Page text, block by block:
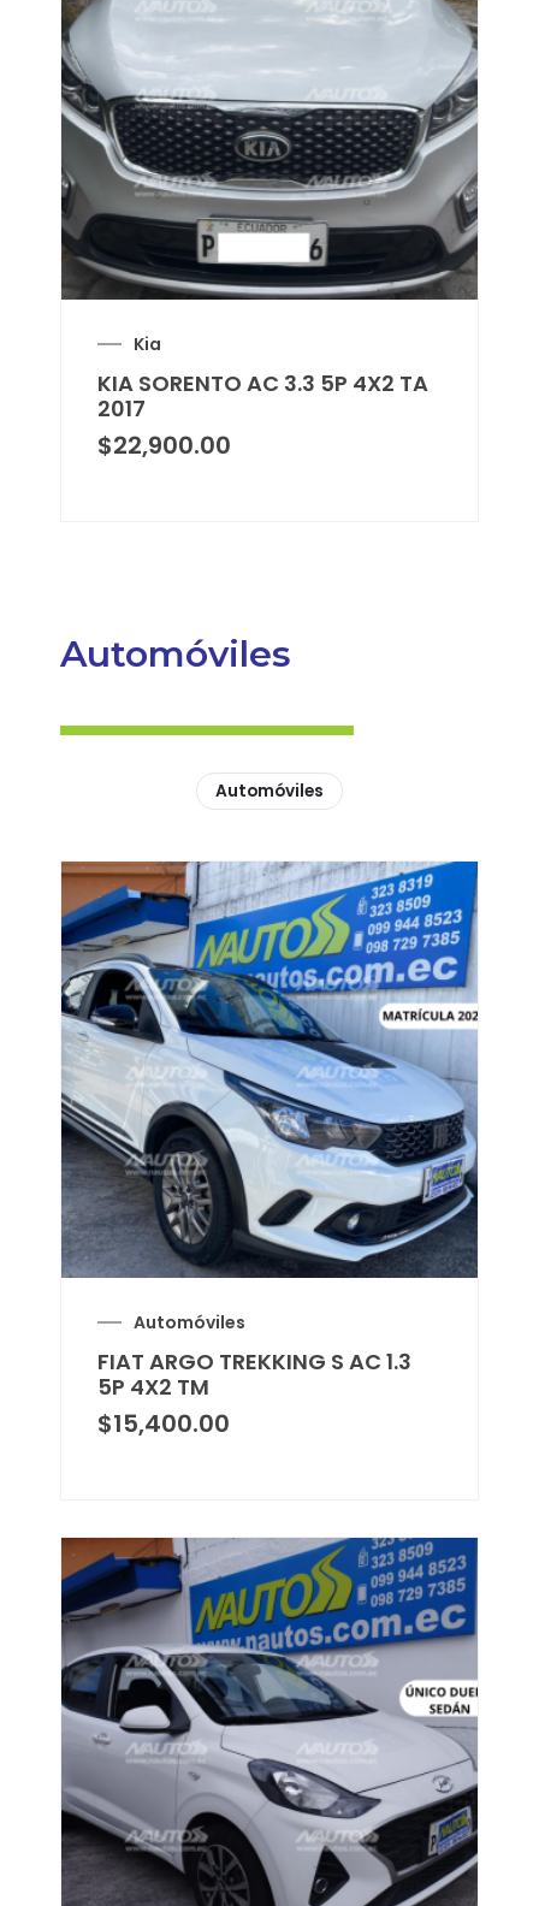
Kia
KIA SORENTO AC 3.3 5P 4X2 TA
2017
$22,900.00
Automóviles
Automóviles
Automóviles
FIAT ARGO TREKKING S AC 1.3
5P 4X2 TM
$15,400.00